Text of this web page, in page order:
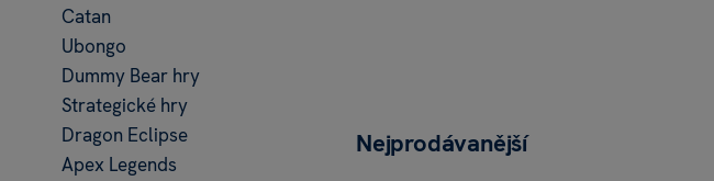
Catan
Ubongo
Dummy Bear hry
Strategické hry
Dragon Eclipse
Apex Legends
Nejprodávanější